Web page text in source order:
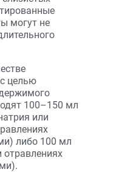
могут не
целью
100–150 мл
или
либо 100 мл
отравлениях